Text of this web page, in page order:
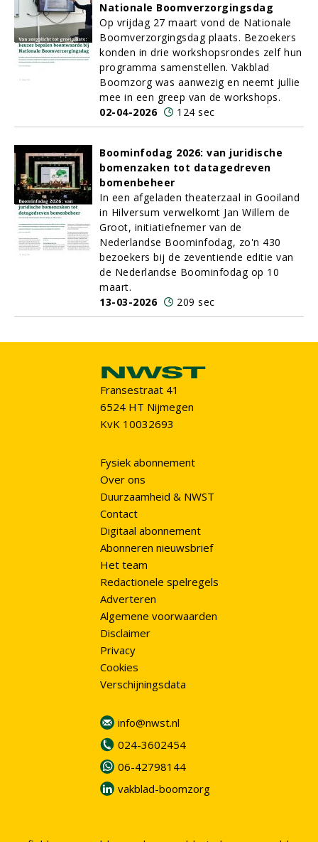
Nationale Boomverzorgingsdag
Op vrijdag 27 maart vond de Nationale
Boomverzorgingsdag plaats. Bezoekers
konden in drie workshopsrondes zelf hun
programma samenstellen. Vakblad
Boomzorg was aanwezig en neemt jullie
mee in een greep van de workshops.
02-04-2026
124 sec
Boominfodag 2026: van juridische
bomenzaken tot datagedreven
bomenbeheer
In een afgeladen theaterzaal in Gooiland
in Hilversum verwelkomt Jan Willem de
Groot, initiatiefnemer van de
Nederlandse Boominfodag, zo'n 430
bezoekers bij de zeventiende editie van
de Nederlandse Boominfodag op 10
maart.
13-03-2026
209 sec
Fransestraat 41
6524 HT Nijmegen
KvK 10032693
Fysiek abonnement
Over ons
Duurzaamheid & NWST
Contact
Digitaal abonnement
Abonneren nieuwsbrief
Het team
Redactionele spelregels
Adverteren
Algemene voorwaarden
Disclaimer
Privacy
Cookies
Verschijningsdata
info@nwst.nl
024-3602454
06-42798144
vakblad-boomzorg